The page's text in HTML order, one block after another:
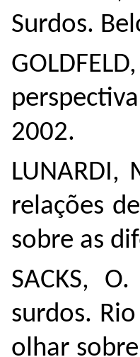
Surdos.
2002.
LUNARDI,
relações
sobre as
SACKS,
surdos.
olhar